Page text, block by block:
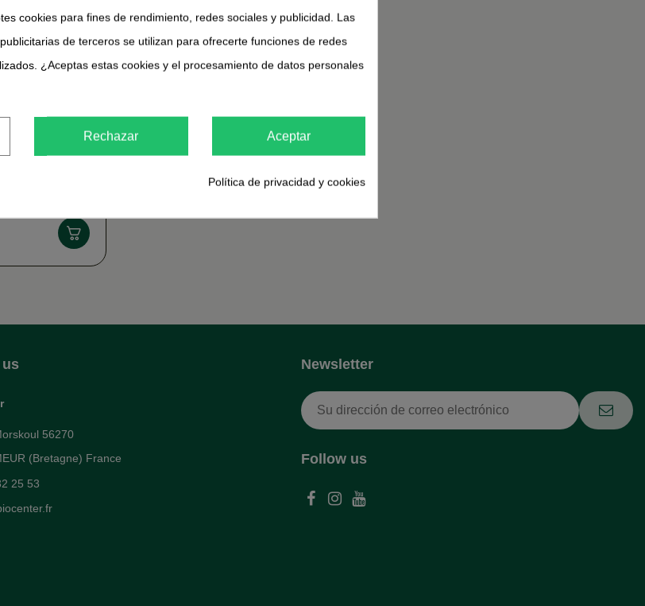
56270
(Bretagne) France
25 53
Follow us
Newsletter
cookies para fines de rendimiento, redes sociales y publicidad. Las
de terceros se utilizan para ofrecerte funciones de redes
¿Aceptas estas cookies y el procesamiento de datos personales
Rechazar Aceptar
Política de privacidad y cookies